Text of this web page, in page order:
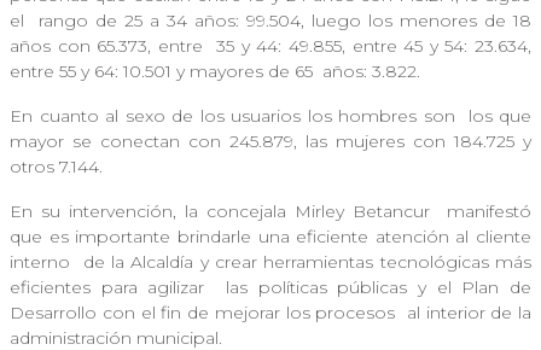
el
rango de 25 a 34 años: 99.504, luego los menores de 18
años con 65.373, entre
35 y 44: 49.855, entre 45 y 54: 23.634,
entre 55 y 64: 10.501 y mayores de 65 años: 3.822.
En cuanto al sexo de los usuarios los hombres son
los que
mayor se conectan con 245.879, las mujeres con 184.725 y
otros 7.144.
En su intervención, la concejala Mirley Betancur
manifestó
que es importante brindarle una eficiente atención al cliente
interno
de la Alcaldía y crear herramientas tecnológicas más
eficientes para agilizar
las políticas públicas y el Plan de
Desarrollo con el fin de mejorar los procesos
al interior de la
administración municipal.